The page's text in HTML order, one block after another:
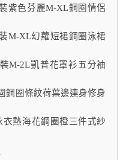
紫色芬麗M-XL鋼圈情侶
M-XL幻蘿短裙鋼圈泳裙
M-2L凱普花罩衫五分袖
鋼圈條紋荷葉邊連身修身
衣熱海花鋼圈橙三件式紗